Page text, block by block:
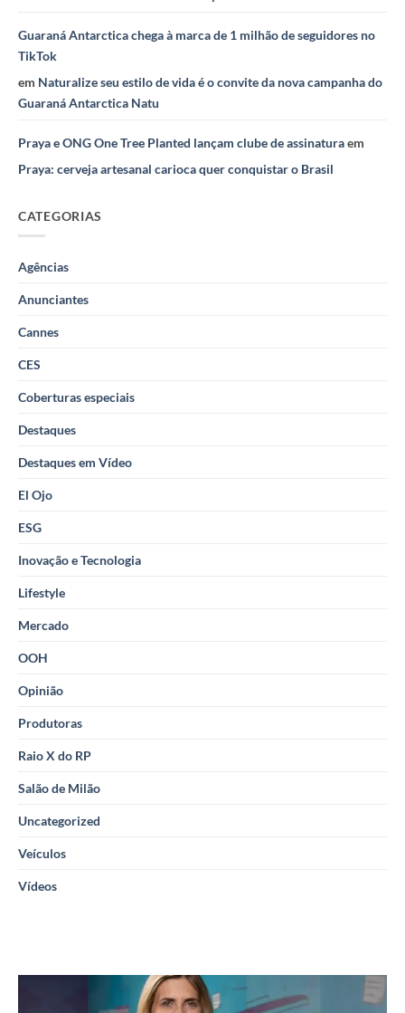
Guaraná Antarctica chega à marca de 1 milhão de seguidores no
TikTok
em Naturalize seu estilo de vida é o convite da nova campanha do
Guaraná Antarctica Natu
Praya e ONG One Tree Planted lançam clube de assinaturaem
Praya: cerveja artesanal carioca quer conquistar o Brasil
CATEGORIAS
Agências
Anunciantes
Cannes
CES
Coberturas especiais
Destaques
Destaques em Vídeo
El Ojo
ESG
Inovação e Tecnologia
Lifestyle
Mercado
OOH
Opinião
Produtoras
Raio X do RP
Salão de Milão
Uncategorized
Veículos
Vídeos